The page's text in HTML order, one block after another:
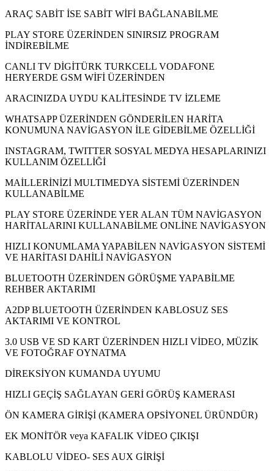
ARAÇ SABİT İSE SABİT WİFİ BAĞLANABİLME
PLAY STORE ÜZERİNDEN SINIRSIZ PROGRAM
İNDİREBİLME
CANLI TV DİGİTÜRK TURKCELL VODAFONE
HERYERDE GSM WİFİ ÜZERİNDEN
ARACINIZDA UYDU KALİTESİNDE TV İZLEME
WHATSAPP ÜZERİNDEN GÖNDERİLEN HARİTA
KONUMUNA NAVİGASYON İLE GİDEBİLME ÖZELLİĞİ
INSTAGRAM, TWITTER SOSYAL MEDYA HESAPLARINIZI
KULLANIM ÖZELLİĞİ
MAİLLERİNİZİ MULTIMEDYA SİSTEMİ ÜZERİNDEN
KULLANABİLME
PLAY STORE ÜZERİNDE YER ALAN TÜM NAVİGASYON
HARİTALARINI KULLANABİLME ONLİNE NAVİGASYON
HIZLI KONUMLAMA YAPABİLEN NAVİGASYON SİSTEMİ
VE HARİTASI DAHİLİ NAVİGASYON
BLUETOOTH ÜZERİNDEN GÖRÜŞME YAPABİLME
REHBER AKTARIMI
A2DP BLUETOOTH ÜZERİNDEN KABLOSUZ SES
AKTARIMI VE KONTROL
3.0 USB VE SD KART ÜZERİNDEN HIZLI VİDEO, MÜZİK
VE FOTOĞRAF OYNATMA
DİREKSİYON KUMANDA UYUMU
HIZLI GEÇİŞ SAĞLAYAN GERİ GÖRÜŞ KAMERASI
ÖN KAMERA GİRİŞİ (KAMERA OPSİYONEL ÜRÜNDÜR)
EK MONİTÖR veya KAFALIK VİDEO ÇIKIŞI
KABLOLU VİDEO- SES AUX GİRİŞİ